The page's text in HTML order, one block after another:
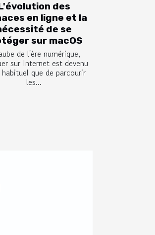
des
en ligne et la
de se
sur macOS
de l'ère numérique,
sur Internet est devenu
habituel que de parcourir
les...